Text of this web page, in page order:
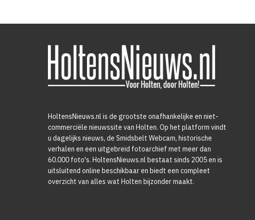
HoltensNieuws.nl is de grootste onafhankelijke en niet-
commerciële nieuwssite van Holten. Op het platform vindt
u dagelijks nieuws, de Smidsbelt Webcam, historische
verhalen en een uitgebreid fotoarchief met meer dan
60.000 foto's. HoltensNieuws.nl bestaat sinds 2005 en is
uitsluitend online beschikbaar en biedt een compleet
overzicht van alles wat Holten bijzonder maakt.